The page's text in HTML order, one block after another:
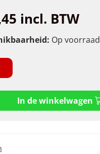
incl. BTW
Op voorraad
In de winkelwagen